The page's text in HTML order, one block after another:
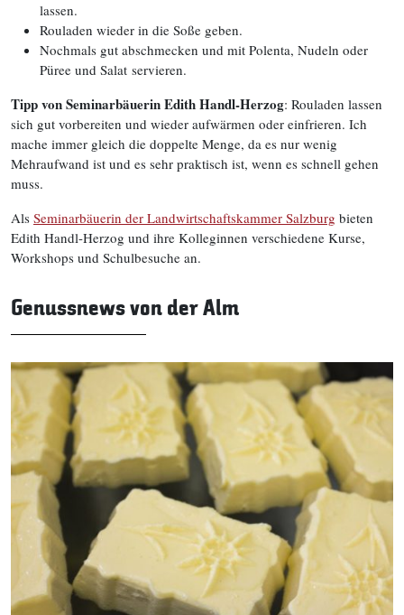
lassen.
Rouladen wieder in die Soße geben.
Nochmals gut abschmecken und mit Polenta, Nudeln oder
Püree und Salat servieren.
Tipp von Seminarbäuerin Edith Handl-Herzog: Rouladen lassen
sich gut vorbereiten und wieder aufwärmen oder einfrieren. Ich
mache immer gleich die doppelte Menge, da es nur wenig
Mehraufwand ist und es sehr praktisch ist, wenn es schnell gehen
muss.
Als Seminarbäuerin der Landwirtschaftskammer Salzburg bieten
Edith Handl-Herzog und ihre Kolleginnen verschiedene Kurse,
Workshops und Schulbesuche an.
Genussnews von der Alm